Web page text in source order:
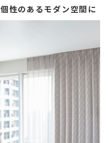
性のあるモダン空間に